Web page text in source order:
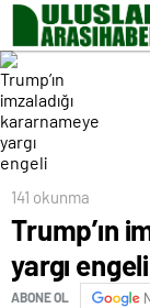
141 okunma
Trump’ın
yargı engeli
ABONE OL